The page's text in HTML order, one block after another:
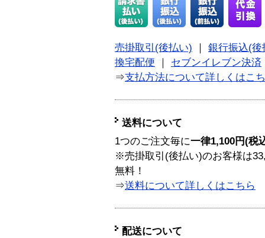
売掛取引(後払い)
銀行振込(後
換宅配便
セブンイレブン決済
⇒支払方法について詳しくはこ
送料について
1つのご注文毎に一律1,100円(税
※売掛取引(後払い)のお客様は
無料！
⇒送料について詳しくはこちら
配送について